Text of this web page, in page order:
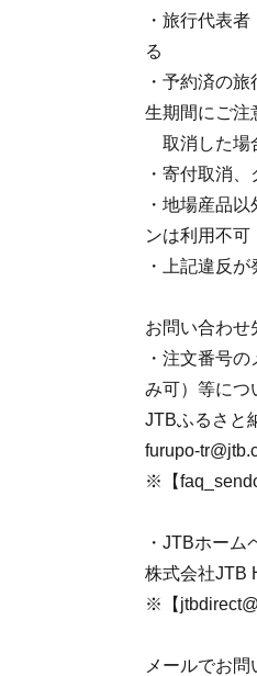
・旅行代表
る
・予約済の
生期間にご注
取消した場
・寄付取消
・地場産品
ンは利用不可
・上記違反
お問い合わせ
・注文番号
み可）等につ
JTBふるさと
furupo-
※【
・JTBホーム
株式会社JTB
※【
メールでお